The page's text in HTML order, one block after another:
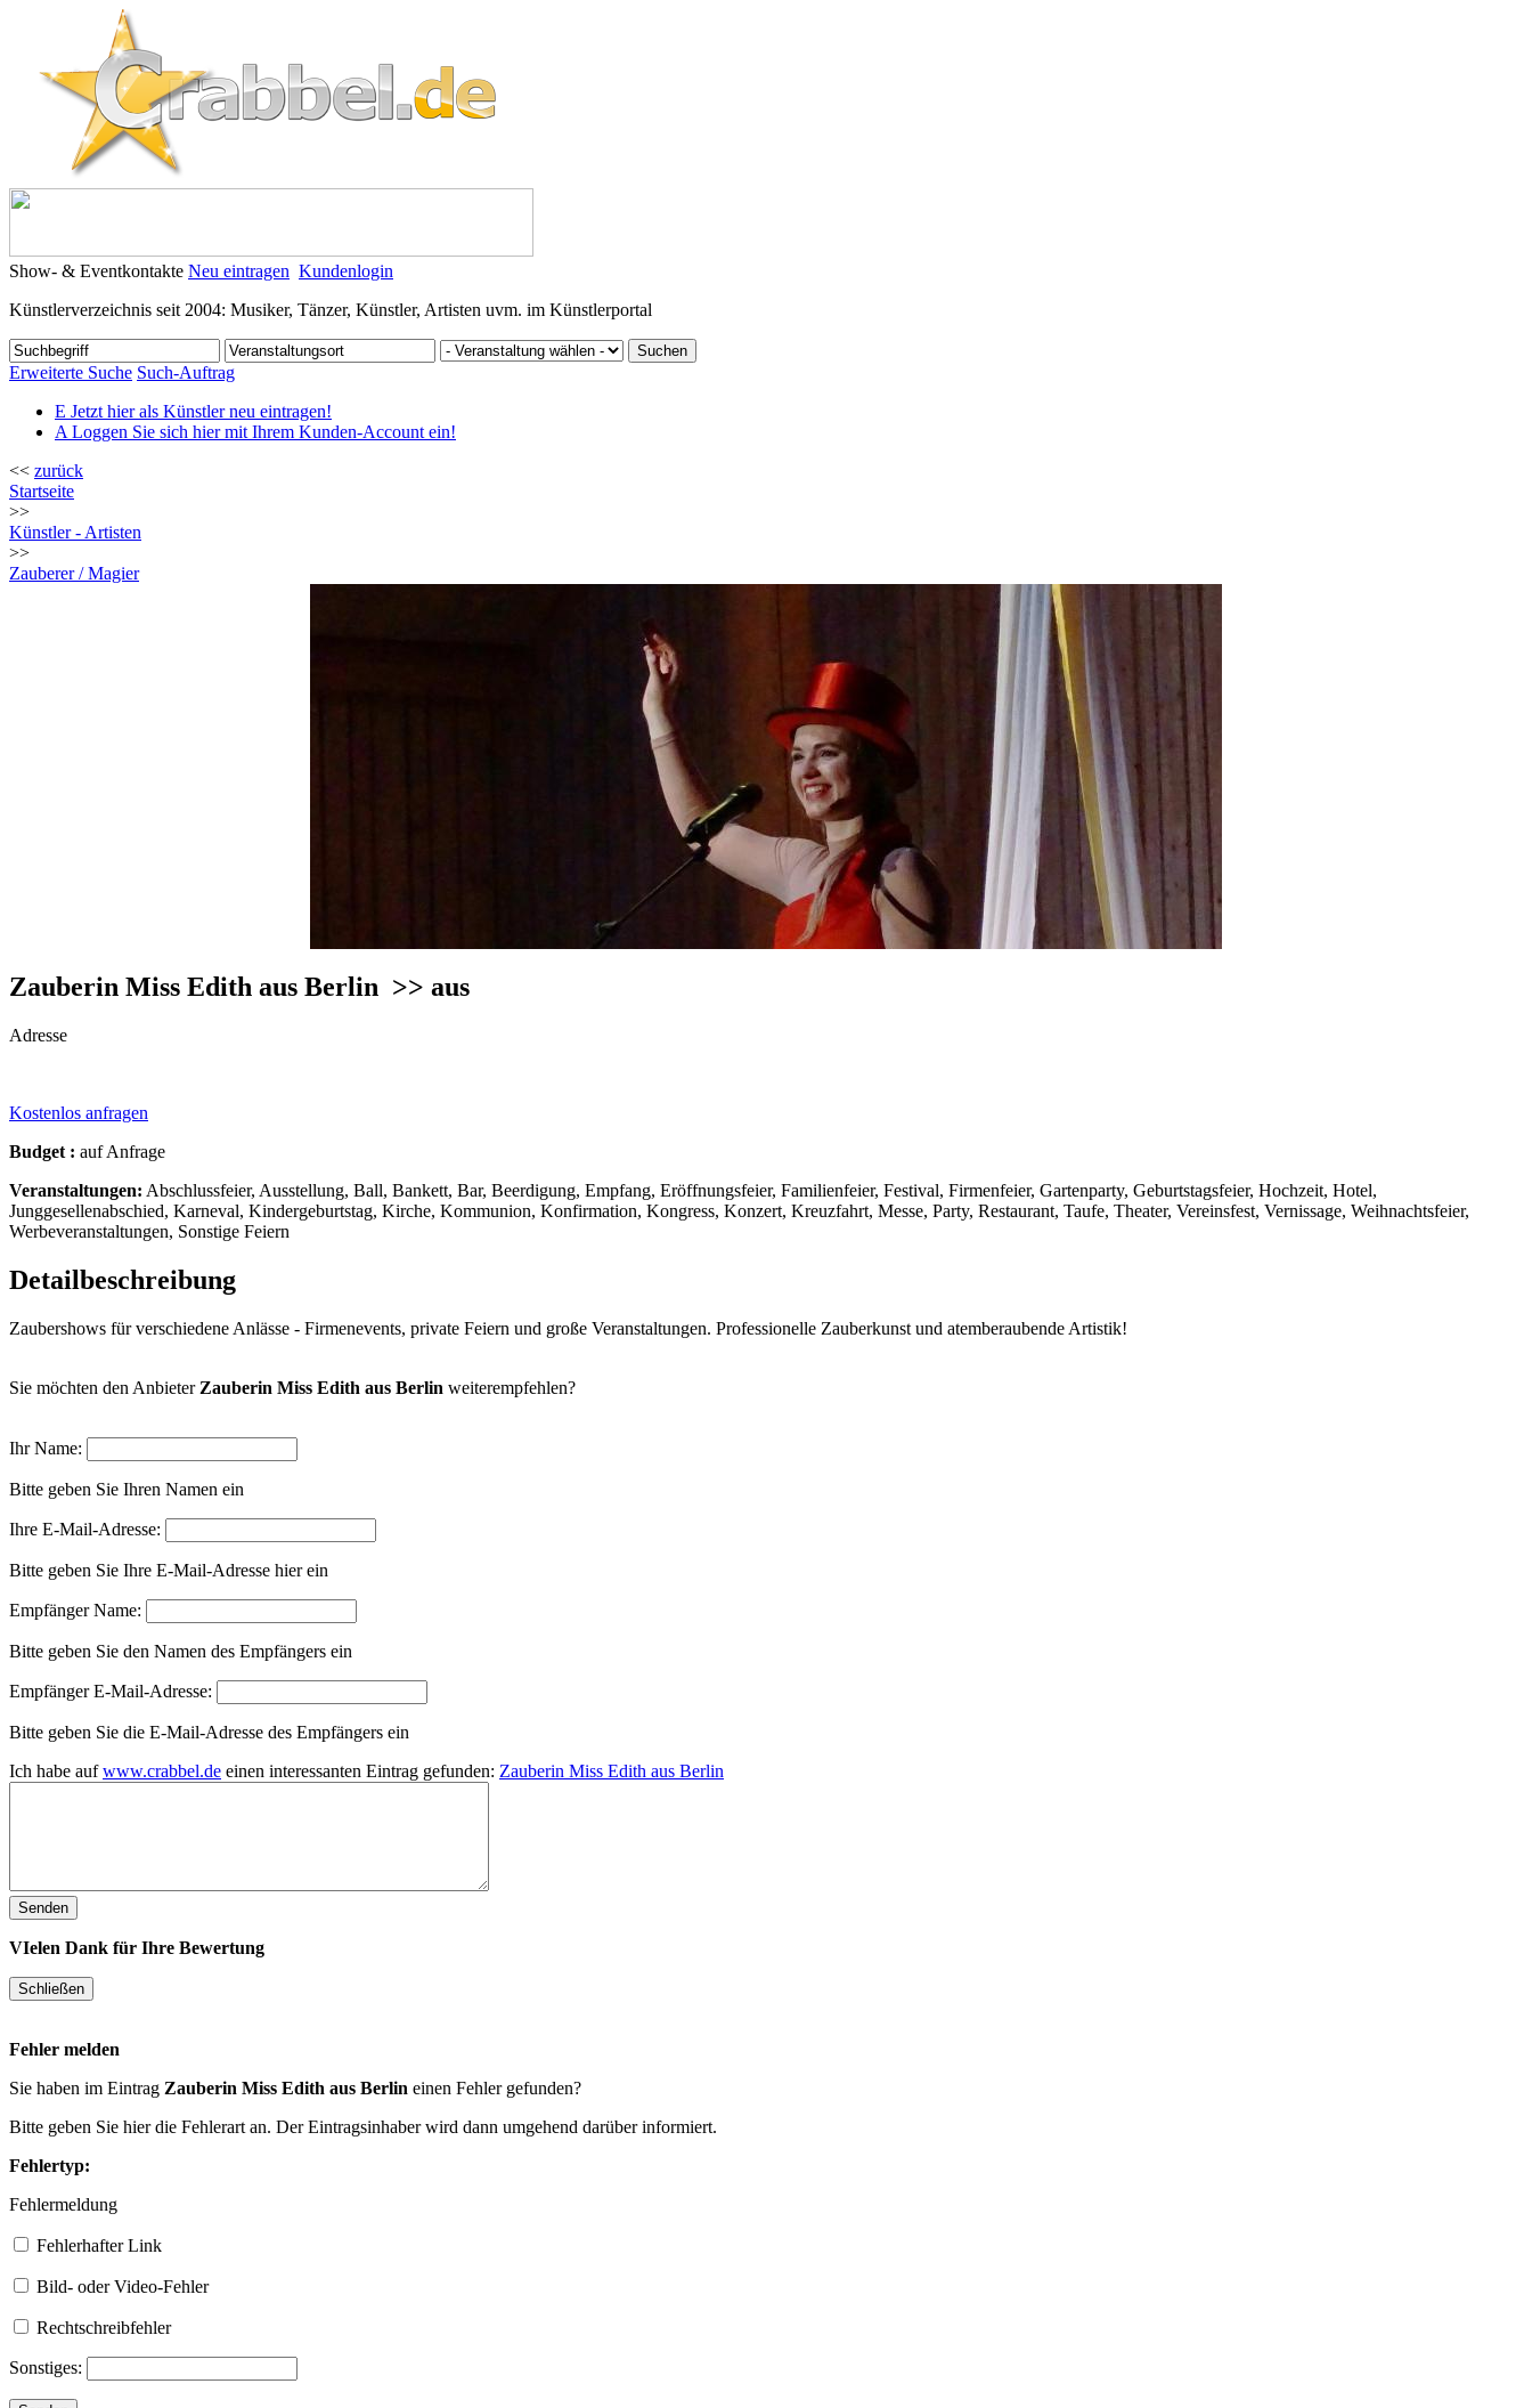
Show- & Eventkontakte Neu eintragen Kundenlogin
Künstlerverzeichnis seit 2004: Musiker, Tänzer, Künstler, Artisten uvm. im Künstlerportal
Erweiterte Suche Such-Auftrag
E Jetzt hier als Künstler neu eintragen!
A Loggen Sie sich hier mit Ihrem Kunden-Account ein!
<< zurück
Startseite
>>
Künstler - Artisten
>>
Zauberer / Magier
Zauberin Miss Edith aus Berlin >> aus
Adresse
Kostenlos anfragen
Budget : auf Anfrage
Veranstaltungen: Abschlussfeier, Ausstellung, Ball, Bankett, Bar, Beerdigung, Empfang, Eröffnungsfeier, Familienfeier, Festival, Firmenfeier, Gartenparty, Geburtstagsfeier, Hochzeit, Hotel,
Junggesellenabschied, Karneval, Kindergeburtstag, Kirche, Kommunion, Konfirmation, Kongress, Konzert, Kreuzfahrt, Messe, Party, Restaurant, Taufe, Theater, Vereinsfest, Vernissage, Weihnachtsfeier,
Werbeveranstaltungen, Sonstige Feiern
Detailbeschreibung
Zaubershows für verschiedene Anlässe - Firmenevents, private Feiern und große Veranstaltungen. Professionelle Zauberkunst und atemberaubende Artistik!
Sie möchten den Anbieter Zauberin Miss Edith aus Berlin weiterempfehlen?
Ihr Name:
Bitte geben Sie Ihren Namen ein
Ihre E-Mail-Adresse:
Bitte geben Sie Ihre E-Mail-Adresse hier ein
Empfänger Name:
Bitte geben Sie den Namen des Empfängers ein
Empfänger E-Mail-Adresse:
Bitte geben Sie die E-Mail-Adresse des Empfängers ein
Ich habe aufwww.crabbel.de einen interessanten Eintrag gefunden: Zauberin Miss Edith aus Berlin
VIelen Dank für Ihre Bewertung
Fehler melden
Sie haben im Eintrag Zauberin Miss Edith aus Berlin einen Fehler gefunden?
Bitte geben Sie hier die Fehlerart an. Der Eintragsinhaber wird dann umgehend darüber informiert.
Fehlertyp:
Fehlermeldung
Fehlerhafter Link
Bild- oder Video-Fehler
Rechtschreibfehler
Sonstiges: